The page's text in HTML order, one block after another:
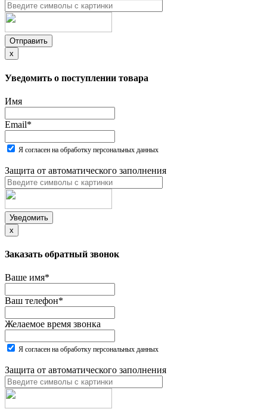
Отправить
x
Уведомить о поступлении товара
Имя
Email*
Я согласен на обработку персональных данных
Защита от автоматического заполнения
Уведомить
x
Заказать обратный звонок
Ваше имя*
Ваш телефон*
Желаемое время звонка
Я согласен на обработку персональных данных
Защита от автоматического заполнения